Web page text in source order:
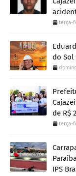
terça-
do Sol
de R$
terça-
IPS